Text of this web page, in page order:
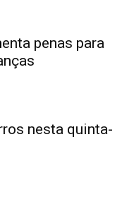
penas para
nesta quinta-